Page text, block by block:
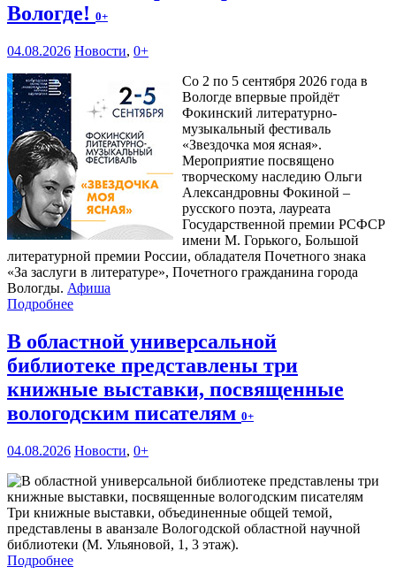
Вологде! 0+
04.08.2026 Новости, 0+
Со 2 по 5 сентября 2026 года в
Вологде впервые пройдёт
Фокинский литературно-
музыкальный фестиваль
«Звездочка моя ясная».
Мероприятие посвящено
творческому наследию Ольги
Александровны Фокиной –
русского поэта, лауреата
Государственной премии РСФСР
имени М. Горького, Большой
литературной премии России, обладателя Почетного знака
«За заслуги в литературе», Почетного гражданина города
Вологды. Афиша
Подробнее
В областной универсальной
библиотеке представлены три
книжные выставки, посвященные
вологодским писателям 0+
04.08.2026 Новости, 0+
Три книжные выставки, объединенные общей темой,
представлены в аванзале Вологодской областной научной
библиотеки (М. Ульяновой, 1, 3 этаж).
Подробнее